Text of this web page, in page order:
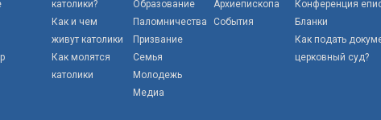
католики?
Как и чем
живут католики
Как молятся
католики
Образование
Паломничества
Призвание
Семья
Молодежь
Медиа
Архиепископа
События
Конференция
Бланки
Как подать
церковный суд?